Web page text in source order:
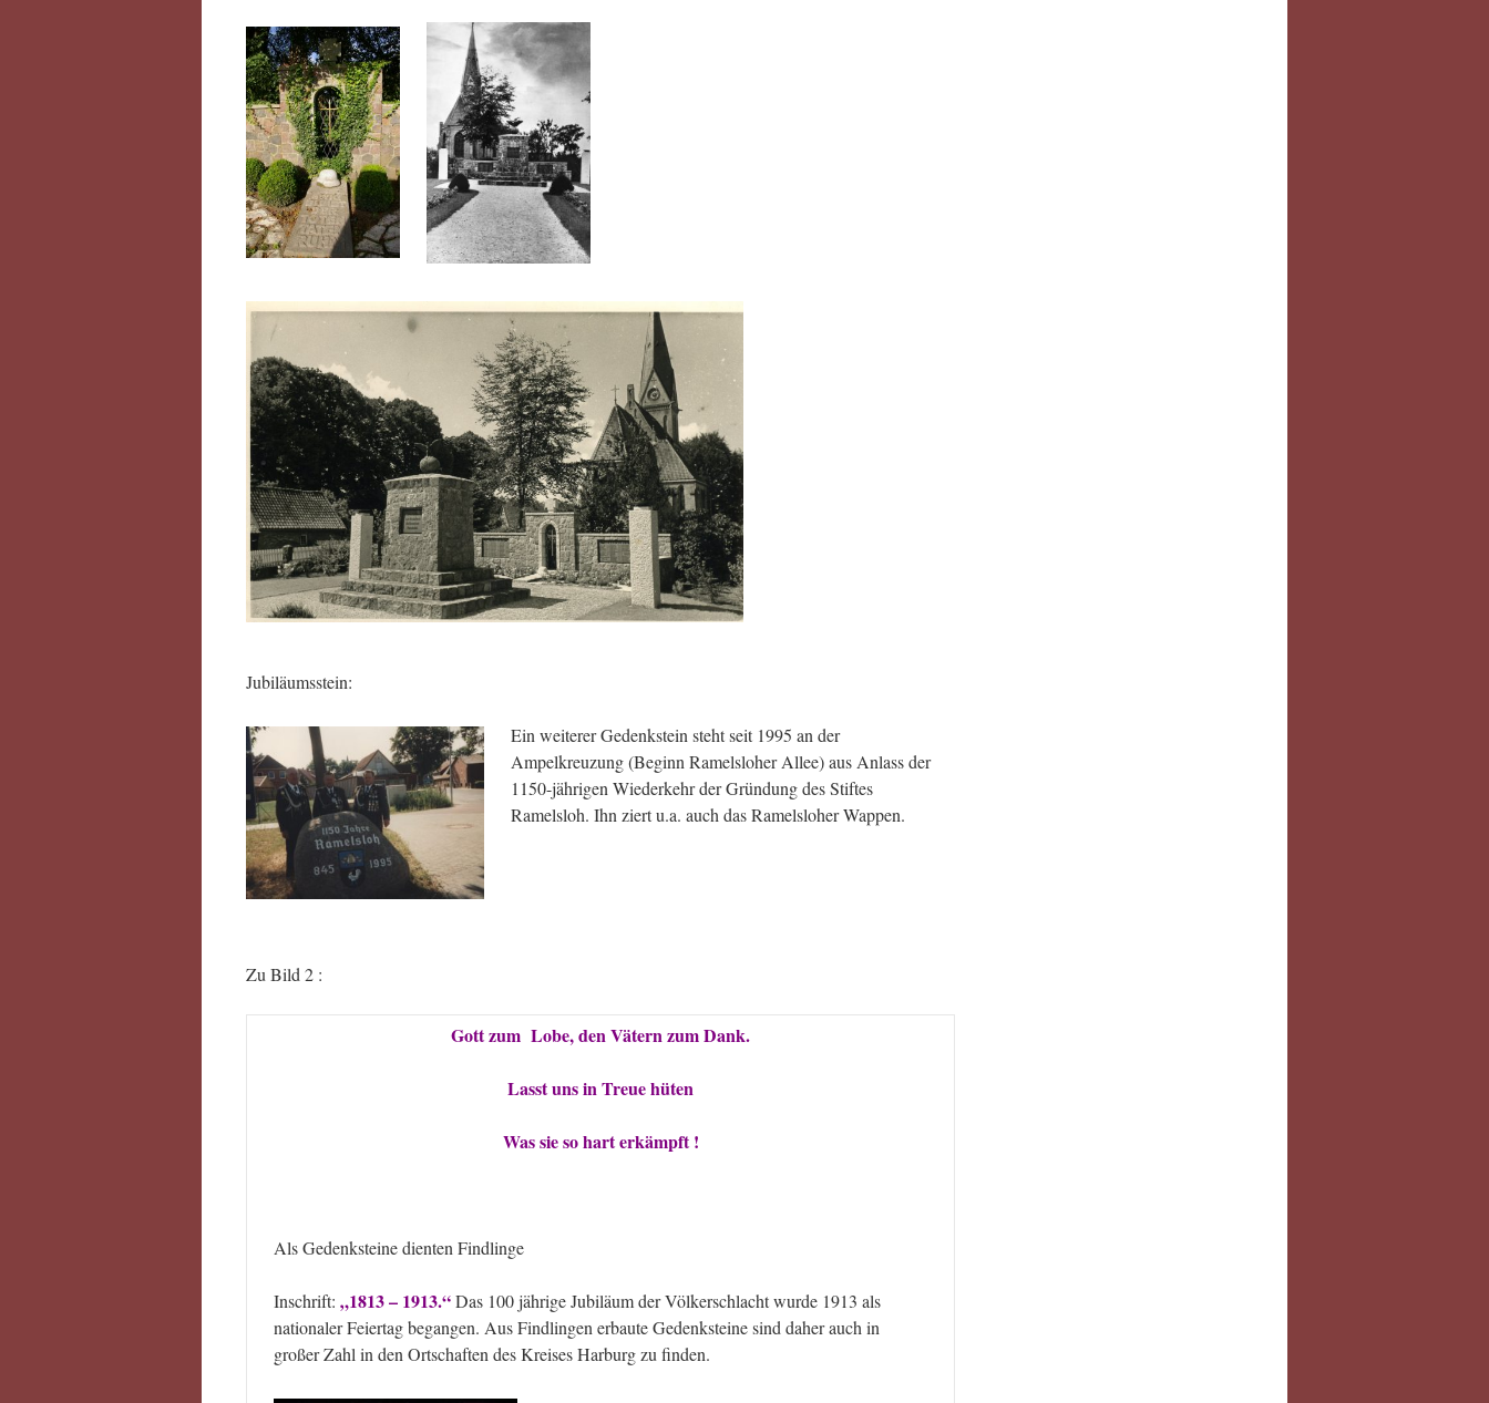
Jubiläumsstein:
Ein weiterer Gedenkstein steht seit 1995 an der
Ampelkreuzung (Beginn Ramelsloher Allee) aus Anlass der
1150-jährigen Wiederkehr der Gründung des Stiftes
Ramelsloh. Ihn ziert u.a. auch das Ramelsloher Wappen.
Zu Bild 2 :
Gott zum Lobe, den Vätern zum Dank.
Lasst uns in Treue hüten
Was sie so hart erkämpft !
Als Gedenksteine dienten Findlinge
Inschrift: „1813 – 1913.“Das 100 jährige Jubiläum der Völkerschlacht wurde 1913 als
nationaler Feiertag begangen. Aus Findlingen erbaute Gedenksteine sind daher auch in
großer Zahl in den Ortschaften des Kreises Harburg zu finden.